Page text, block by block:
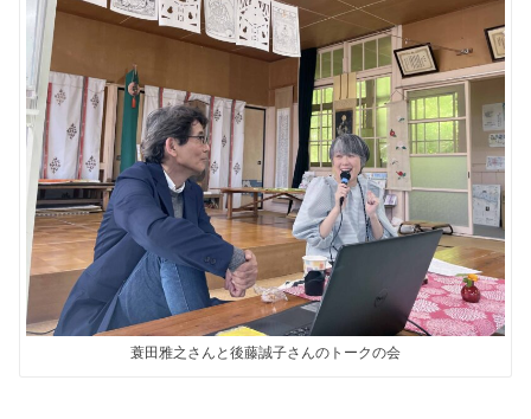
蓑田雅之さんと後藤誠子さんのトークの会